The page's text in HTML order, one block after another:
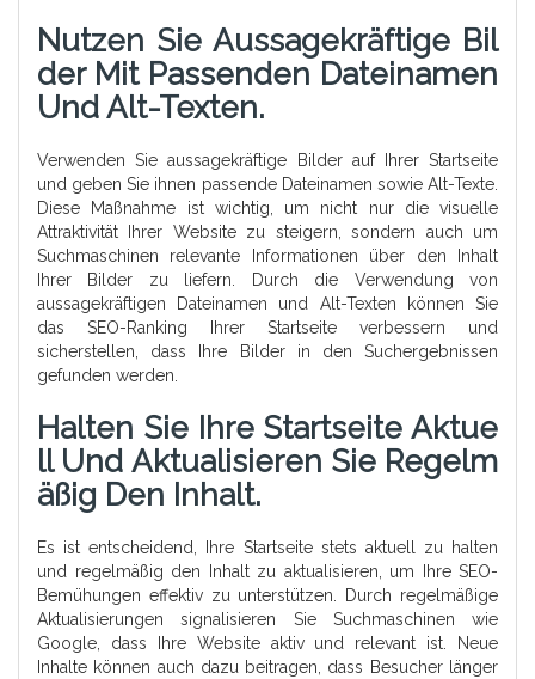
Nutzen Sie Aussagekräftige Bil
Der Mit Passenden Dateinamen
Und Alt-Texten.
Verwenden Sie aussagekräftige Bilder auf Ihrer Startseite
und geben Sie ihnen passende Dateinamen sowie Alt-Texte.
Diese Maßnahme ist wichtig, um nicht nur die visuelle
Attraktivität Ihrer Website zu steigern, sondern auch um
Suchmaschinen relevante Informationen über den Inhalt
Ihrer Bilder zu liefern. Durch die Verwendung von
aussagekräftigen Dateinamen und Alt-Texten können Sie
das SEO-Ranking Ihrer Startseite verbessern und
sicherstellen, dass Ihre Bilder in den Suchergebnissen
gefunden werden.
Halten Sie Ihre Startseite Aktue
Ll Und Aktualisieren Sie Regelm
Äßig Den Inhalt.
Es ist entscheidend, Ihre Startseite stets aktuell zu halten
und regelmäßig den Inhalt zu aktualisieren, um Ihre SEO-
Bemühungen effektiv zu unterstützen. Durch regelmäßige
Aktualisierungen signalisieren Sie Suchmaschinen wie
Google, dass Ihre Website aktiv und relevant ist. Neue
Inhalte können auch dazu beitragen, dass Besucher länger